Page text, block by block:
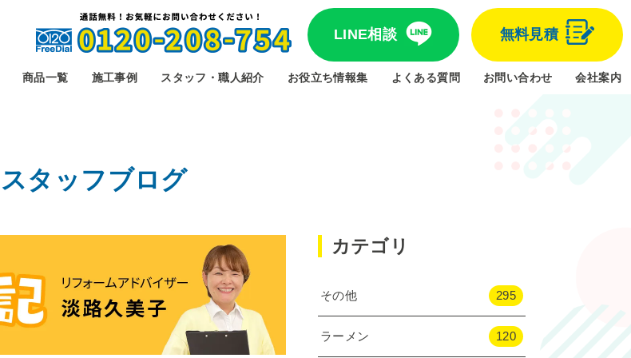
LINE相談 無料見積
商品一覧 施工事例 スタッフ・職人紹介 お役立ち情報集 よくある質問 お問い合わせ 会社案内
スタッフブログ
カテゴリ
その他 295
ラーメン 120